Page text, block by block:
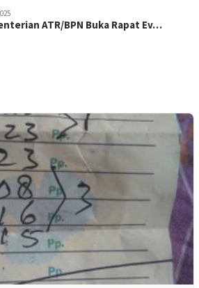
ATR/BPN Buka Rapat Ev…